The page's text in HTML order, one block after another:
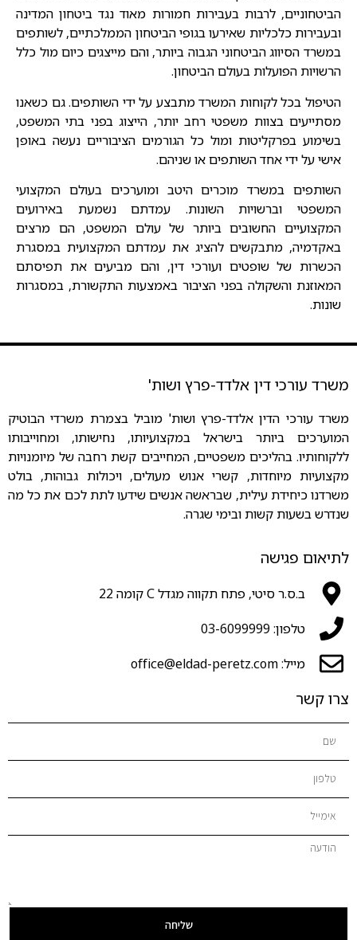
הביטחוניים, לרבות בעבירות חמורות מאוד נגד ביטחון המדינה
ובעבירות כלכליות שאירעו בגופי הביטחון הממלכתיים, לשותפים
במשרד הסיווג הביטחוני הגבוה ביותר, והם מייצגים כיום מול כלל
הרשויות הפועלות בעולם הביטחון.
הטיפול בכל לקוחות המשרד מתבצע על ידי השותפים. גם כשאנו
מסתייעים בצוות משפטי רחב יותר, הייצוג בפני בתי המשפט,
בשימוע בפרקליטות ומול כל הגורמים הציבוריים נעשה באופן
אישי על ידי אחד השותפים או שניהם.
השותפים במשרד מוכרים היטב ומוערכים בעולם המקצועי
המשפטי וברשויות השונות. עמדתם נשמעת באירועים
המקצועיים החשובים ביותר של עולם המשפט, הם מרצים
באקדמיה, מתבקשים להציג את עמדתם המקצועית במסגרת
הכשרות של שופטים ועורכי דין, והם מביעים את תפיסתם
המאוזנת והשקולה בפני הציבור באמצעות התקשורת, במסגרות
שונות.
משרד עורכי דין אלדד-פרץ ושות'
משרד עורכי הדין אלדד-פרץ ושות' מוביל בצמרת משרדי הבוטיק
המוערכים ביותר בישראל במקצועיותו, נחישותו, ומחוייבותו
ללקוחותיו. בהליכים משפטיים, המחייבים קשת רחבה של מיומנויות
מקצועיות מיוחדות, קשרי אנוש מעולים, ויכולות גבוהות, בולט
משרדנו כיחידת עילית, שבראשה אנשים שידעו לתת לכם את כל מה
שנדרש בשעות קשות ובימי שגרה.
לתיאום פגישה
ב.ס.ר סיטי, פתח תקווה מגדל C קומה 22
טלפון: 03-6099999
מייל: office@eldad-peretz.com
צרו קשר
שליחה